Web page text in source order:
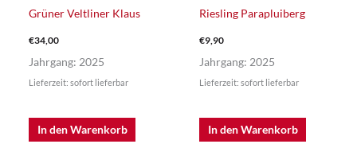
Grüner Veltliner Klaus
€34,00
Jahrgang: 2025
Lieferzeit: sofort lieferbar
In den Warenkorb
Riesling Parapluiberg
€9,90
Jahrgang: 2025
Lieferzeit: sofort lieferbar
In den Warenkorb